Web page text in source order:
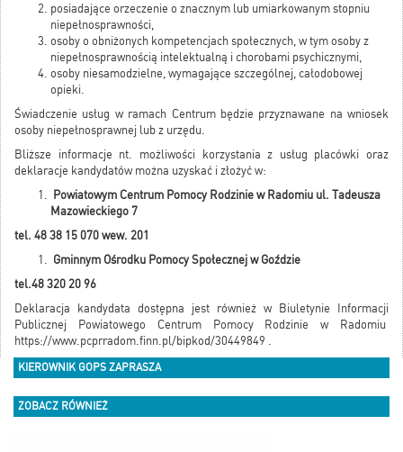
posiadające orzeczenie o znacznym lub umiarkowanym stopniu
niepełnosprawności,
osoby o obniżonych kompetencjach społecznych, w tym osoby z
niepełnosprawnością intelektualną i chorobami psychicznymi,
osoby niesamodzielne, wymagające szczególnej, całodobowej
opieki.
Świadczenie usług w ramach Centrum będzie przyznawane na wniosek
osoby niepełnosprawnej lub z urzędu.
Bliższe informacje nt. możliwości korzystania z usług placówki oraz
deklaracje kandydatów można uzyskać i złożyć w:
Powiatowym Centrum Pomocy Rodzinie w Radomiu ul. Tadeusza
Mazowieckiego 7
tel. 48 38 15 070 wew. 201
Gminnym Ośrodku Pomocy Społecznej w Goździe
tel.48 320 20 96
Deklaracja kandydata dostępna jest również w Biuletynie Informacji
Publicznej Powiatowego Centrum Pomocy Rodzinie w Radomiu
https://www.pcprradom.finn.pl/bipkod/30449849
KIEROWNIK GOPS ZAPRASZA
ZOBACZ RÓWNIEŻ